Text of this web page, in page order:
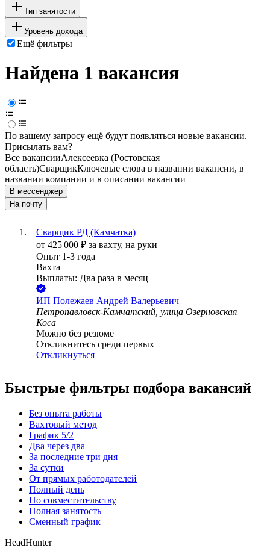
Тип занятости
Уровень дохода
Ещё фильтры
Найдена 1 вакансия
По вашему запросу ещё будут появляться новые вакансии.
Присылать вам?
Все вакансииАлексеевка (Ростовская
область)СварщикКлючевые слова в названии вакансии, в
названии компании и в описании вакансии
В мессенджер
На почту
Сварщик РД (Камчатка)
от 425 000 ₽ за вахту, на руки
Опыт 1-3 года
Вахта
Выплаты: Два раза в месяц
ИП Полежаев Андрей Валерьевич
Петропавловск-Камчатский, улица Озерновская
Коса
Можно без резюме
Откликнитесь среди первых
Откликнуться
Быстрые фильтры подбора вакансий
Без опыта работы
Вахтовый метод
График 5/2
Два через два
За последние три дня
За сутки
От прямых работодателей
Полный день
По совместительству
Полная занятость
Сменный график
HeadHunter